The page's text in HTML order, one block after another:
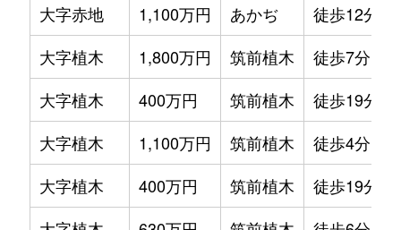
大字上頓野
37万円 直方
徒歩45
大字感田
500万円 遠賀野
徒歩5
大字感田
760万円 遠賀野
徒歩9
大字感田
400万円 遠賀野
徒歩12
大字感田
500万円 遠賀野
徒歩9
大字赤地
1,100万円 あかぢ 徒歩12分
大字植木
1,800万円 筑前植木 徒歩7分
大字植木
400万円 筑前植木 徒歩19分
大字植木
1,100万円 筑前植木 徒歩4分
大字植木
400万円 筑前植木 徒歩19分